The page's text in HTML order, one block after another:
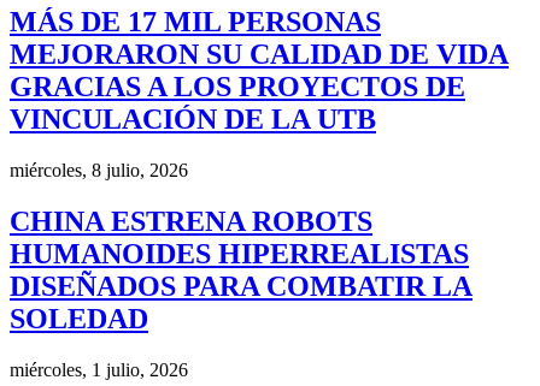
MÁS DE 17 MIL PERSONAS
MEJORARON SU CALIDAD DE VIDA
GRACIAS A LOS PROYECTOS DE
VINCULACIÓN DE LA UTB
miércoles, 8 julio, 2026
CHINA ESTRENA ROBOTS
HUMANOIDES HIPERREALISTAS
DISEÑADOS PARA COMBATIR LA
SOLEDAD
miércoles, 1 julio, 2026